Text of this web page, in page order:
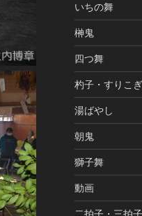
いちの舞
榊鬼
四つ舞
杓子・すりこ
湯ばやし
朝鬼
獅子舞
動画